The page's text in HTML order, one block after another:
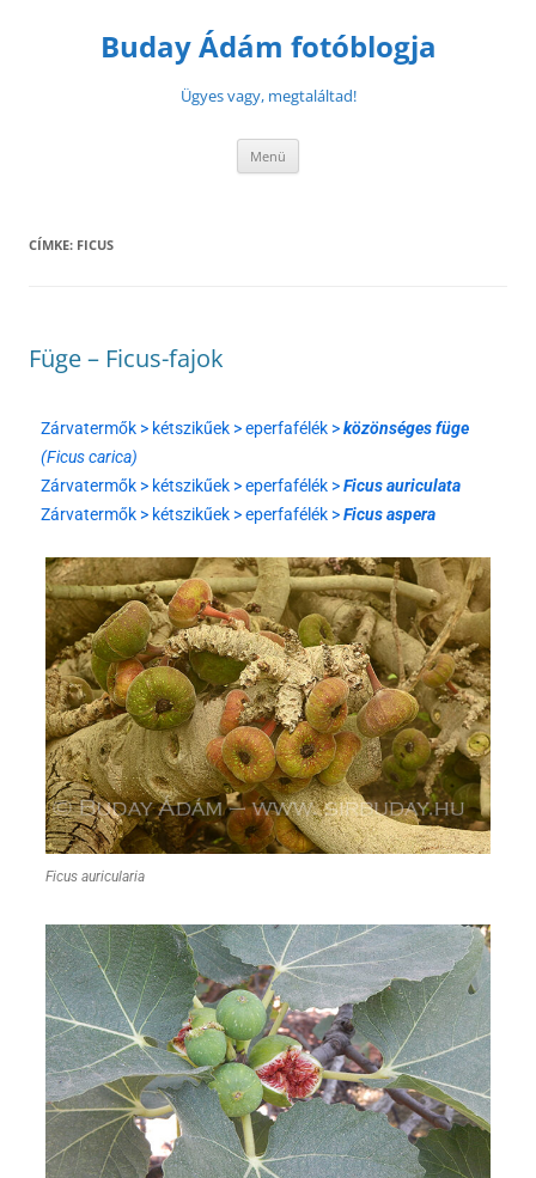
Buday Ádám fotóblogja
Ügyes vagy, megtaláltad!
Menü
CÍMKE: FICUS
Füge – Ficus-fajok
Zárvatermők > kétszikűek > eperfafélék >közönséges füge
(Ficus carica)
Zárvatermők > kétszikűek > eperfafélék >Ficus auriculata
Zárvatermők > kétszikűek > eperfafélék >Ficus aspera
Ficus auricularia